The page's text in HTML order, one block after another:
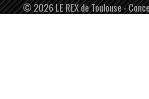
© 2026 LE REX de Toulouse -